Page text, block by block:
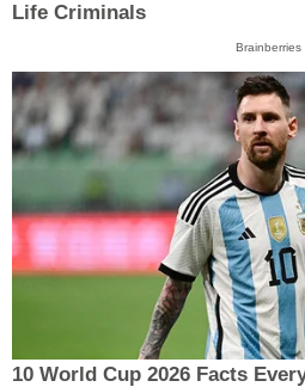
Life Criminals
Brainberries
10 World Cup 2026 Facts